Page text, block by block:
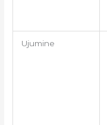
Ujumine